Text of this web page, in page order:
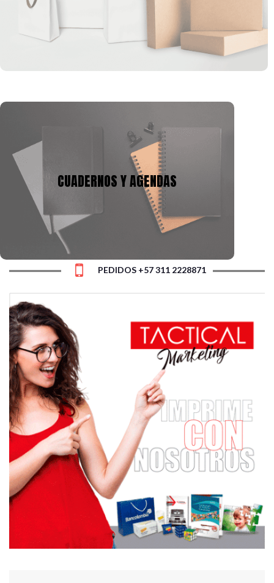
formas, que se pueden ajustar a la imagen corporativa de tu
CUADERNOS Y AGENDAS
CUADERNOS Y AGENDAS
Tenemos mas de 10 años en la fabricación de
cuadernos y agendas, podemos adecuarnos a tu
presupuesto y a la necesidad, con gran variedad de
tamaños, cantidad de hojas y materiales.
PEDIDOS +57 311 2228871